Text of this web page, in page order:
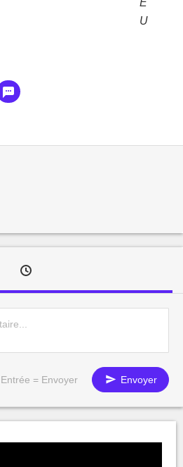
U
Entrée = Envoyer Envoyer